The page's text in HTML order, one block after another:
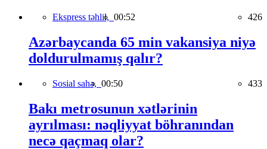
Ekspress təhlil, 00:52 426
Azərbaycanda 65 min vakansiya niyə
doldurulmamış qalır?
Sosial sahə, 00:50 433
Bakı metrosunun xətlərinin
ayrılması: nəqliyyat böhranından
necə qaçmaq olar?